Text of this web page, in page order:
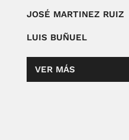
JOSÉ MARTINEZ RUIZ
LUIS BUÑUEL
VER MÁS